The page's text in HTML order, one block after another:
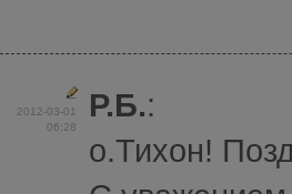
2012-03-01
06:28
Р.Б.:
o.Тихон!